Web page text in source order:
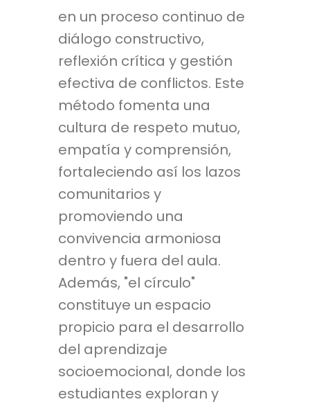
en un proceso continuo de
diálogo constructivo,
reflexión crítica y gestión
efectiva de conflictos. Este
método fomenta una
cultura de respeto mutuo,
empatía y comprensión,
fortaleciendo así los lazos
comunitarios y
promoviendo una
convivencia armoniosa
dentro y fuera del aula.
Además, "el círculo"
constituye un espacio
propicio para el desarrollo
del aprendizaje
socioemocional, donde los
estudiantes exploran y